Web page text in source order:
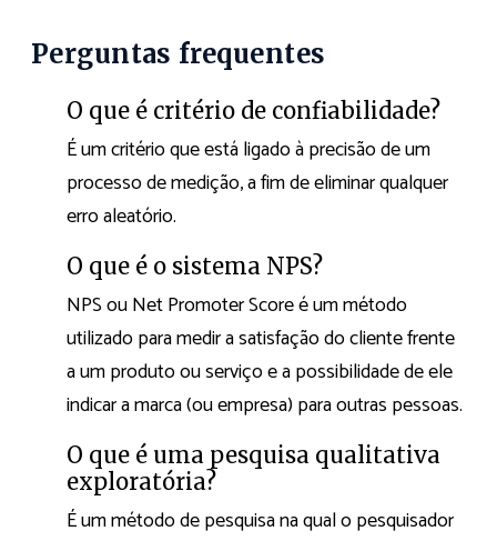
Perguntas frequentes
O que é critério de confiabilidade?
É um critério que está ligado à precisão de um
processo de medição, a fim de eliminar qualquer
erro aleatório.
O que é o sistema NPS?
NPS ou Net Promoter Score é um método
utilizado para medir a satisfação do cliente frente
a um produto ou serviço e a possibilidade de ele
indicar a marca (ou empresa) para outras pessoas.
O que é uma pesquisa qualitativa
exploratória?
É um método de pesquisa na qual o pesquisador